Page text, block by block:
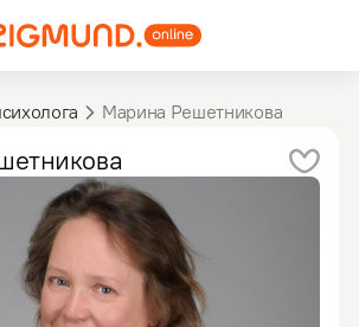
Марина Решетникова